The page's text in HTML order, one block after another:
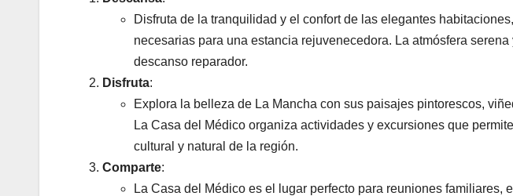
Disfruta de la tranquilidad y el confort de las elegantes
necesarias para una estancia rejuvenecedora. La atmósfera
descanso reparador.
Disfruta:
Explora la belleza de La Mancha con sus paisajes pintorescos,
La Casa del Médico organiza actividades y excursiones que
cultural y natural de la región.
Comparte:
La Casa del Médico es el lugar perfecto para reuniones familiares,